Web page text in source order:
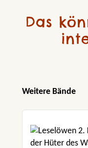
Das
Produktgalerie
Weitere Bände